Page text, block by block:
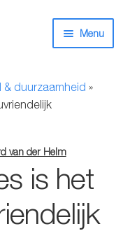
Menu
& duurzaamheid »
van der Helm
is het